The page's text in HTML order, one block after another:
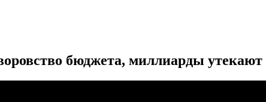
бюджета, миллиарды утекают